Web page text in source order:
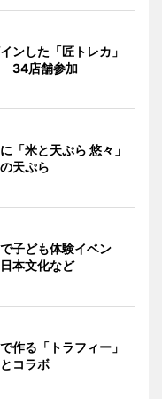
ンした「匠トレカ」
34店舗参加
「米と天ぷら 悠々」
天ぷら
子ども体験イベン
本文化など
作る「トラフィー」
コラボ